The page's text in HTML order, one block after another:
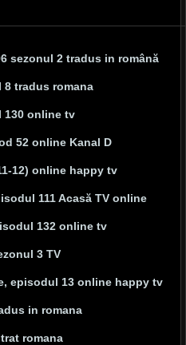
sezonul 2 tradus in română
tradus romana
130 online tv
52 online Kanal D
12) online happy tv
111 Acasă TV online
132 online tv
3 TV
episodul 13 online happy tv
in romana
romana